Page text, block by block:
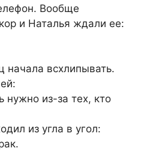
Вообще
и Наталья ждали ее:
всхлипывать.
нужно из-за тех, кто
из угла в угол: